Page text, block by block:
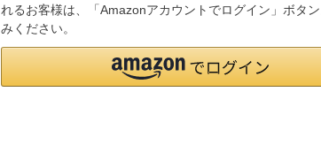
れるお客様は、「Amazonアカウントでログイン」ボタ
みください。